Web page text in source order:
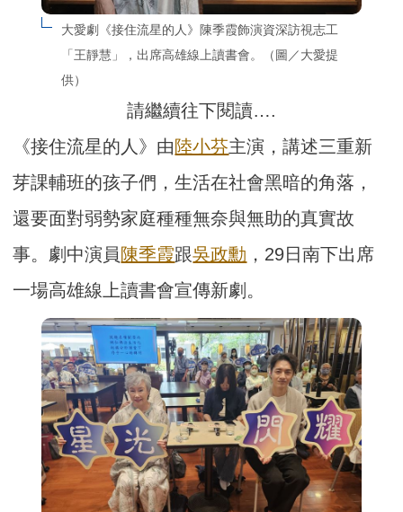
大愛劇《接住流星的人》陳季霞飾演資深訪視志工
「王靜慧」，出席高雄線上讀書會。（圖／大愛提
供）
請繼續往下閱讀….
《接住流星的人》由陸小芬主演，講述三重新
芽課輔班的孩子們，生活在社會黑暗的角落，
還要面對弱勢家庭種種無奈與無助的真實故
事。劇中演員 陳季霞跟吳政勳 ，29日南下出席
一場高雄線上讀書會宣傳新劇。